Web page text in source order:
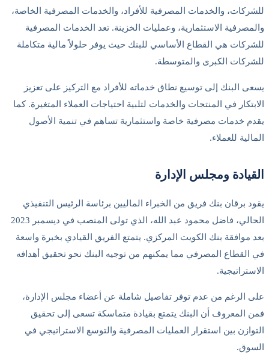
للشركات، والخدمات المصرفية للأفراد، والخدمات المصرفية الخاصة،
والمصرفية الاستثمارية، وعمليات الخزينة. تعد الخدمات المصرفية
للشركات هي القطاع الأساسي للبنك حيث يوفر حلولاً مالية متكاملة
للشركات الكبرى والمتوسطة.
يسعى البنك إلى توسيع نطاق خدماته للأفراد مع التركيز على تعزيز
الابتكار في المنتجات والخدمات لتلبية احتياجات العملاء المتغيرة. كما
يقدم خدمات مصرفية خاصة واستثمارية تساهم في تنمية الأصول
المالية للعملاء.
القيادة ومجلس الإدارة
يقود برقان بنك فريق من الخبراء الماليين برئاسة الرئيس التنفيذي
الحالي، فاضل محمود عبد الله، الذي تولى المنصب في ديسمبر 2023
بعد موافقة بنك الكويت المركزي. يتمتع الفريق القيادي بخبرة واسعة
في القطاع المصرفي مما يمكنهم من توجيه البنك نحو تحقيق أهدافه
الاستراتيجية.
على الرغم من عدم توفر تفاصيل شاملة عن أعضاء مجلس الإدارة،
فمن المعروف أن البنك يتمتع بقيادة متماسكة تسعى إلى تحقيق
التوازن بين استقرار العمليات المصرفية والتوسع الاستراتيجي في
السوق.